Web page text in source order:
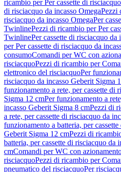
ricambio per Per cassette di
di risciacquo da incasso OmegaPezzi
risciacquo da incasso OmegaPer
TwinlinePezzi di ricambio per Per
TwinlinePer cassette di risciacquo da
per Per cassette di risciacquo da
consumoComandi per WC con
risciacquoPezzi di ricambio per
elettronico del risciacquoPer
risciacquo da incasso Geberit Sigma
funzionamento a rete, per cassette di
Sigma 12 cmPer funzionamento a
incasso Geberit Sigma 8 cmPezzi di
a rete, per cassette di risciacquo da
funzionamento a batteria, per
Geberit Sigma 12 cmPezzi di
batteria, per cassette di risciacquo da
cmComandi per WC con
risciacquoPezzi di ricambio per
pneumatico del risciacquoPer